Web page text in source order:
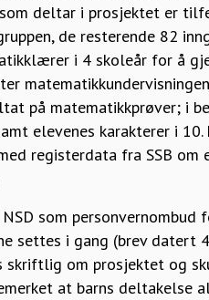
deltar i prosjektet er
de resterende 82
i 4 skoleår for å
på matematikkprøver; i
elevenes karakterer i
registerdata fra SSB
som personvernombud
settes i gang (brev
skriftlig om prosjektet og
at barns